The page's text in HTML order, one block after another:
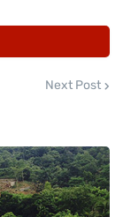
Next Post